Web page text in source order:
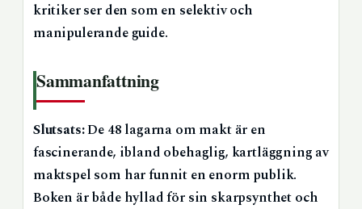
kritiker ser den som en selektiv och
manipulerande guide.
Sammanfattning
Slutsats:De 48 lagarna om makt är en
fascinerande, ibland obehaglig, kartläggning av
maktspel som har funnit en enorm publik.
Boken är både hyllad för sin skarpsynthet och